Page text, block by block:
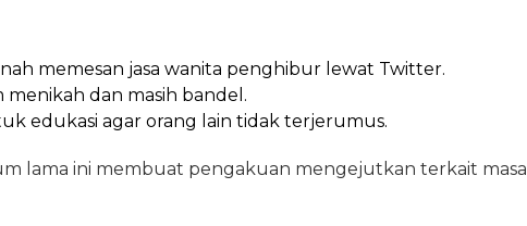
memesan jasa wanita penghibur lewat Twitter.
dan masih bandel.
edukasi agar orang lain tidak terjerumus.
lama ini membuat pengakuan mengejutkan terkait masa